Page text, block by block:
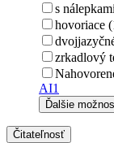
s
hovoriace
zrkadlový
AI1
Ďalšie
Čitateľnosť